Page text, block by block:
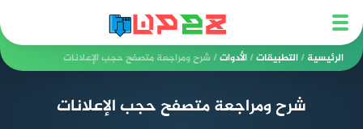
الرئيسية /التطبيقات/الأدوات/شرح ومراجعة متصفح حجب الإعلانات
شرح ومراجعة متصفح حجب الإعلانات